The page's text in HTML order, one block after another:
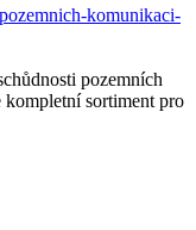
komunikaci-
pozemních
sortiment pro